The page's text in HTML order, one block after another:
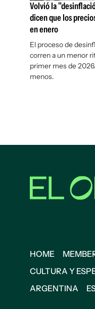
Volvió la
dicen que los
en enero
El proceso de
corren a un menor
primer mes de
menos.
HOME
CULTURA Y
ARGENTINA